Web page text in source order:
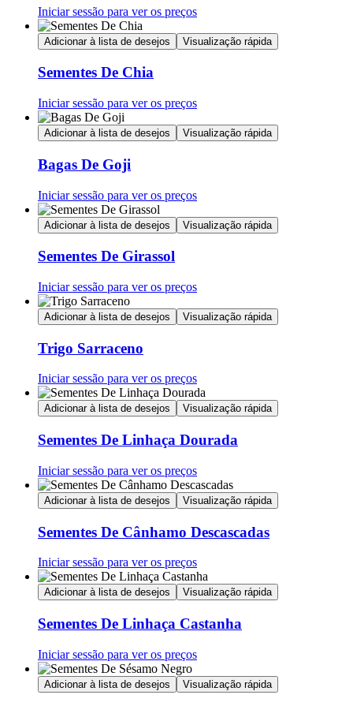
Iniciar sessão para ver os preços
Adicionar à lista de desejos Visualização rápida
Sementes De Chia
Iniciar sessão para ver os preços
Adicionar à lista de desejos Visualização rápida
Bagas De Goji
Iniciar sessão para ver os preços
Adicionar à lista de desejos Visualização rápida
Sementes De Girassol
Iniciar sessão para ver os preços
Adicionar à lista de desejos Visualização rápida
Trigo Sarraceno
Iniciar sessão para ver os preços
Adicionar à lista de desejos Visualização rápida
Sementes De Linhaça Dourada
Iniciar sessão para ver os preços
Adicionar à lista de desejos Visualização rápida
Sementes De Cânhamo Descascadas
Iniciar sessão para ver os preços
Adicionar à lista de desejos Visualização rápida
Sementes De Linhaça Castanha
Iniciar sessão para ver os preços
Adicionar à lista de desejos Visualização rápida